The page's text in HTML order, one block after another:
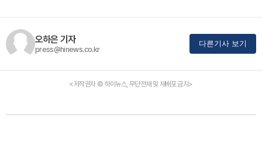
오하은 기자
press@hinews.co.kr
다른기사 보기
<저작권자 © 하이뉴스, 무단전재 및 재배포 금지>